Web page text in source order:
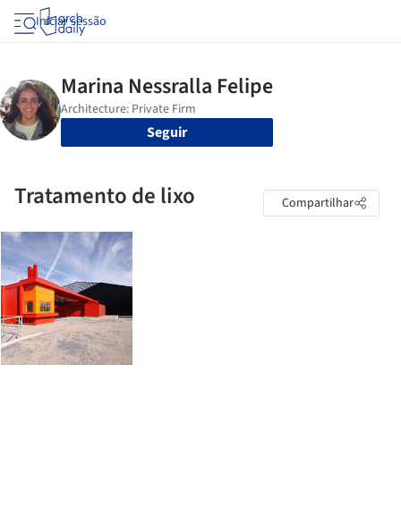
Iniciar sessão
Seguir
Tratamento de lixo Compartilhar